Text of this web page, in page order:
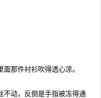
那件衬衫吹得透心凉。
动，反倒是手指被冻得通